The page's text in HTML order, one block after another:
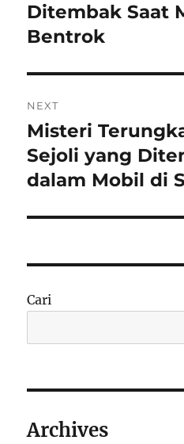
post:
Ditembak Saat
Bentrok
NEXT
Next
post:
Misteri
Sejoli yang
dalam Mobil di
Cari
Archives